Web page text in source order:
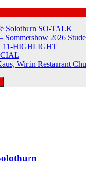
Solothurn SO-TALK
Sommershow 2026
11-HIGHLIGHT
Wirtin Restaurant